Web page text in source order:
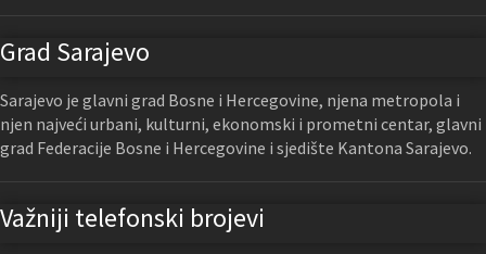
Grad Sarajevo
Sarajevo je glavni grad Bosne i Hercegovine, njena metropola i
njen najveći urbani, kulturni, ekonomski i prometni centar, glavni
grad Federacije Bosne i Hercegovine i sjedište Kantona Sarajevo.
Važniji telefonski brojevi